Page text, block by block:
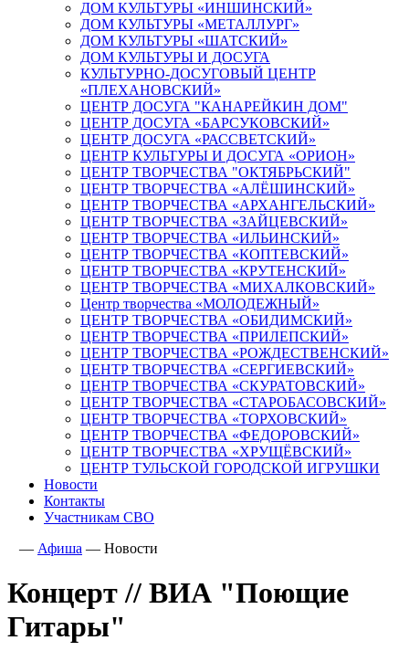
ДОМ КУЛЬТУРЫ «ИНШИНСКИЙ»
ДОМ КУЛЬТУРЫ «МЕТАЛЛУРГ»
ДОМ КУЛЬТУРЫ «ШАТСКИЙ»
ДОМ КУЛЬТУРЫ И ДОСУГА
КУЛЬТУРНО-ДОСУГОВЫЙ ЦЕНТР
«ПЛЕХАНОВСКИЙ»
ЦЕНТР ДОСУГА "КАНАРЕЙКИН ДОМ"
ЦЕНТР ДОСУГА «БАРСУКОВСКИЙ»
ЦЕНТР ДОСУГА «РАССВЕТСКИЙ»
ЦЕНТР КУЛЬТУРЫ И ДОСУГА «ОРИОН»
ЦЕНТР ТВОРЧЕСТВА "ОКТЯБРЬСКИЙ"
ЦЕНТР ТВОРЧЕСТВА «АЛЁШИНСКИЙ»
ЦЕНТР ТВОРЧЕСТВА «АРХАНГЕЛЬСКИЙ»
ЦЕНТР ТВОРЧЕСТВА «ЗАЙЦЕВСКИЙ»
ЦЕНТР ТВОРЧЕСТВА «ИЛЬИНСКИЙ»
ЦЕНТР ТВОРЧЕСТВА «КОПТЕВСКИЙ»
ЦЕНТР ТВОРЧЕСТВА «КРУТЕНСКИЙ»
ЦЕНТР ТВОРЧЕСТВА «МИХАЛКОВСКИЙ»
Центр творчества «МОЛОДЕЖНЫЙ»
ЦЕНТР ТВОРЧЕСТВА «ОБИДИМСКИЙ»
ЦЕНТР ТВОРЧЕСТВА «ПРИЛЕПСКИЙ»
ЦЕНТР ТВОРЧЕСТВА «РОЖДЕСТВЕНСКИЙ»
ЦЕНТР ТВОРЧЕСТВА «СЕРГИЕВСКИЙ»
ЦЕНТР ТВОРЧЕСТВА «СКУРАТОВСКИЙ»
ЦЕНТР ТВОРЧЕСТВА «СТАРОБАСОВСКИЙ»
ЦЕНТР ТВОРЧЕСТВА «ТОРХОВСКИЙ»
ЦЕНТР ТВОРЧЕСТВА «ФЕДОРОВСКИЙ»
ЦЕНТР ТВОРЧЕСТВА «ХРУЩЁВСКИЙ»
ЦЕНТР ТУЛЬСКОЙ ГОРОДСКОЙ ИГРУШКИ
Новости
Контакты
Участникам СВО
— Афиша — Новости
Концерт // ВИА "Поющие
Гитары"